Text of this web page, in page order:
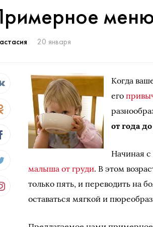
20 января
Когда
его
от года
Начиная
малыша от груди. В этом
только пять, и переводить на
оставаться мягкой и